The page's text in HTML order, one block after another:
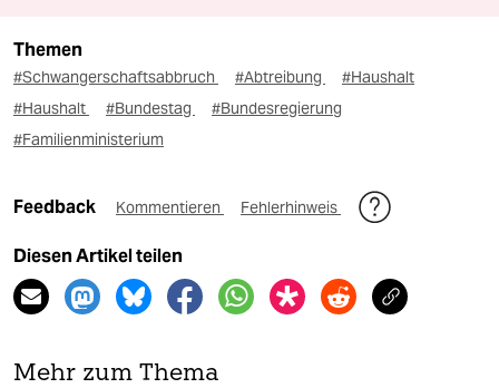
Themen
#Schwangerschaftsabbruch #Abtreibung
#Haushalt
#Haushalt
#Bundestag
#Bundesregierung
#Familienministerium
Feedback Kommentieren Fehlerhinweis
Diesen Artikel teilen
Mehr zum Thema